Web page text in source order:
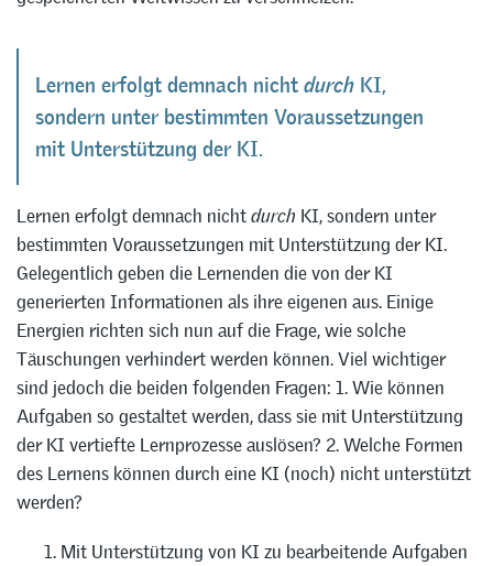
Lernen erfolgt demnach nicht durch KI,
sondern unter bestimmten Voraussetzungen
mit Unterstützung der KI.
Lernen erfolgt demnach nichtdurch KI, sondern unter
bestimmten Voraussetzungen mit Unterstützung der KI.
Gelegentlich geben die Lernenden die von der KI
generierten Informationen als ihre eigenen aus. Einige
Energien richten sich nun auf die Frage, wie solche
Täuschungen verhindert werden können. Viel wichtiger
sind jedoch die beiden folgenden Fragen: 1. Wie können
Aufgaben so gestaltet werden, dass sie mit Unterstützung
der KI vertiefte Lernprozesse auslösen? 2. Welche Formen
des Lernens können durch eine KI (noch) nicht unterstützt
werden?
Mit Unterstützung von KI zu bearbeitende Aufgaben